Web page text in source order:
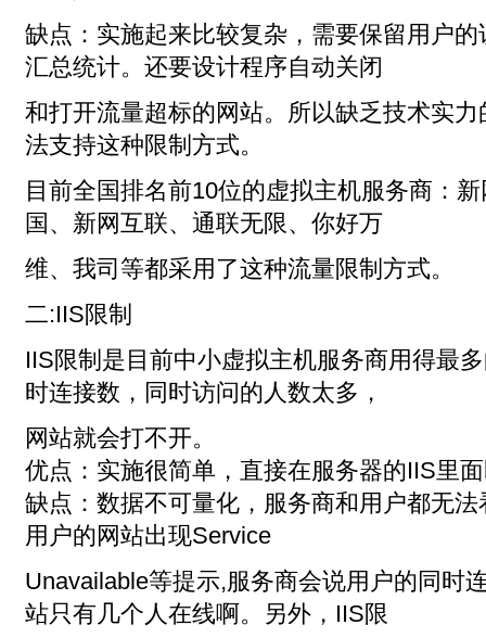
缺点：实施起来比较复杂，需要保留用户
汇总统计。还要设计程序自动关闭
和打开流量超标的网站。所以缺乏技术实
法支持这种限制方式。
目前全国排名前10位的虚拟主机服务商：
国、新网互联、通联无限、你好万
维、我司等都采用了这种流量限制方式。
二:IIS限制
IIS限制是目前中小虚拟主机服务商用得最
时连接数，同时访问的人数太多，
网站就会打不开。
优点：实施很简单，直接在服务器的IIS里
缺点：数据不可量化，服务商和用户都无
用户的网站出现Service
Unavailable等提示,服务商会说用户的同时
站只有几个人在线啊。另外，IIS限